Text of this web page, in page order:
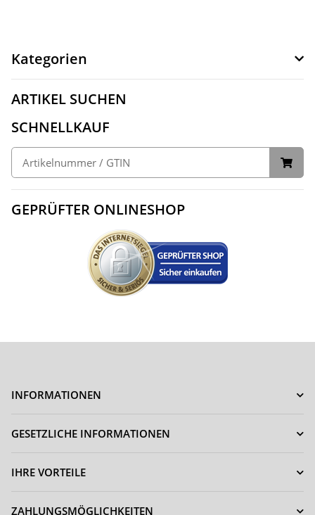
Kategorien
ARTIKEL SUCHEN
SCHNELLKAUF
GEPRÜFTER ONLINESHOP
INFORMATIONEN
GESETZLICHE INFORMATIONEN
IHRE VORTEILE
ZAHLUNGSMÖGLICHKEITEN